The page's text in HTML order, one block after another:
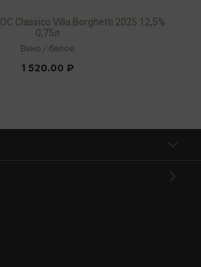
Classico Villa Borghetti 2025 12,5%
0,75л
Вино / белое
1 520.00 ₽